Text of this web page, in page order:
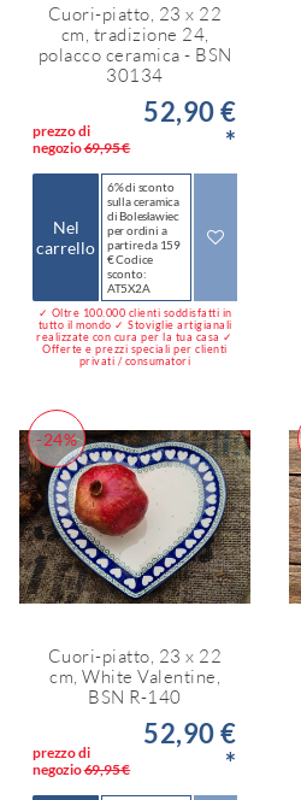
Cuori-piatto, 23 x 22
cm, tradizione 24,
polacco ceramica - BSN
30134
prezzo di
negozio69,95 €
52,90 €
*
Nel
carrello
6% di sconto
sulla ceramica
di Bolesławiec
per ordini a
partire da 159
€ Codice
sconto:
AT5X2A
✓ Oltre 100.000 clienti soddisfatti in
tutto il mondo ✓ Stoviglie artigianali
realizzate con cura per la tua casa ✓
Offerte e prezzi speciali per clienti
privati / consumatori
-24%
Cuori-piatto, 23 x 22
cm, White Valentine,
BSN R-140
prezzo di
negozio69,95 €
52,90 €
*